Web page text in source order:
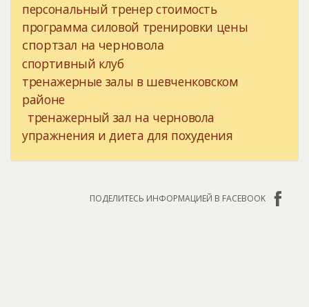
персональный тренер стоимость
программа силовой тренировки цены
спортзал на черновола
спортивный клуб
тренажерные залы в шевченковском
районе
тренажерный зал на черновола
упражнения и диета для похудения
ПОДЕЛИТЕСЬ ИНФОРМАЦИЕЙ В FACEBOOK